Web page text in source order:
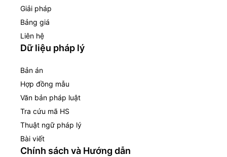
Giải pháp
Bảng giá
Liên hệ
Dữ liệu pháp lý
Bản án
Hợp đồng mẫu
Văn bản pháp luật
Tra cứu mã HS
Thuật ngữ pháp lý
Bài viết
Chính sách và Hướng dẫn